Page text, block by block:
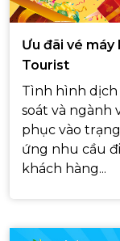
Ưu đãi vé máy
Tourist
Tình hình
soát và ngành
phục vào
ứng nhu cầu
khách hàng...